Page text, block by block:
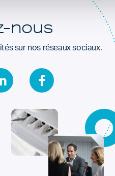
nous
sur nos réseaux sociaux.